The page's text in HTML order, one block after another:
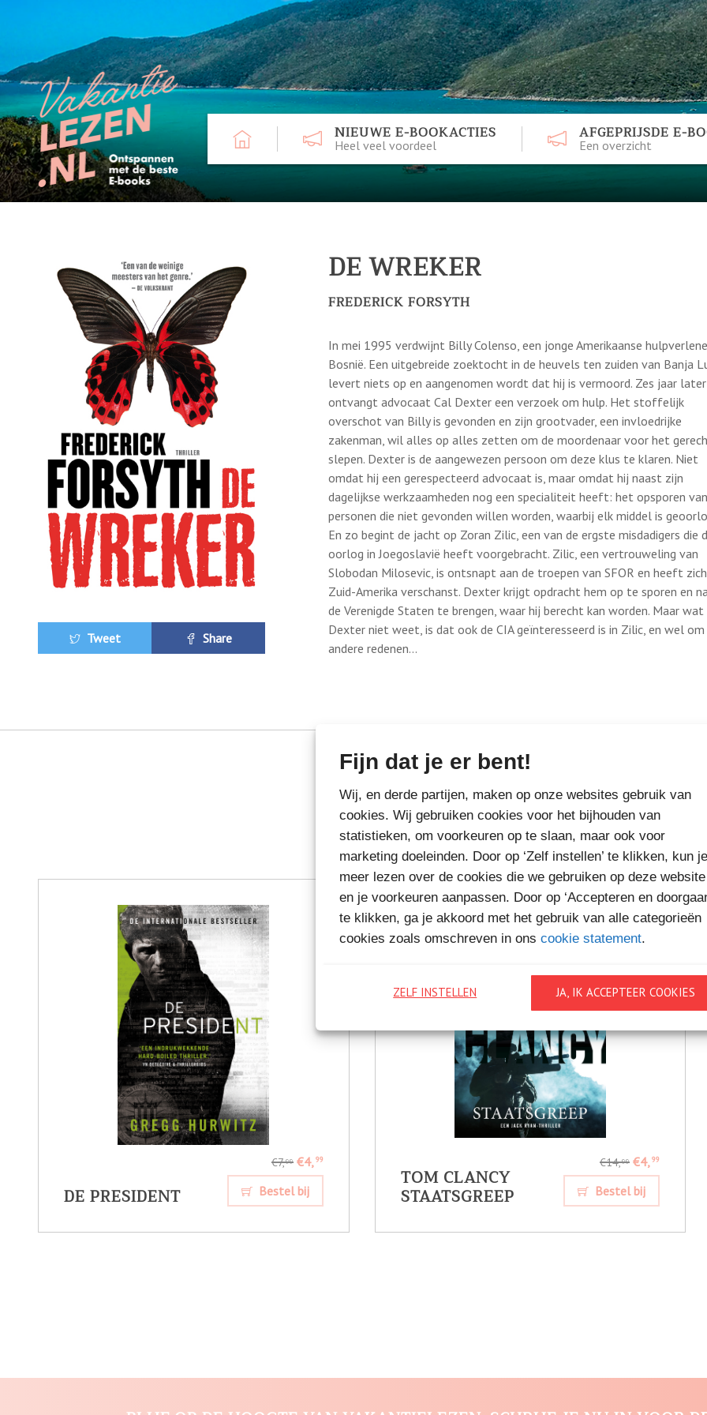
Fijn dat je er bent!
Wij, en derde partijen, maken op onze websites gebruik van
cookies. Wij gebruiken cookies voor het bijhouden van
statistieken, om voorkeuren op te slaan, maar ook voor
marketing doeleinden. Door op ‘Zelf instellen’ te klikken, kun je
meer lezen over de cookies die we gebruiken op deze website
en je voorkeuren aanpassen. Door op ‘Accepteren en
te klikken, ga je akkoord met het gebruik van alle categorieën
cookies zoals omschreven in ons cookie statement.
JA, IK ACCEPTEER COOKIES
ZELF INSTELLEN
NIEUWE E-BOOKACTIES
Heel veel voordeel
AFGEPRIJSDE E-
Een overzicht
Tweet Share
DE WREKER
FREDERICK FORSYTH
In mei 1995 verdwijnt Billy Colenso, een jonge Amerikaanse
Bosnië. Een uitgebreide zoektocht in de heuvels ten zuiden van Banja
levert niets op en aangenomen wordt dat hij is vermoord. Zes jaar later
ontvangt advocaat Cal Dexter een verzoek om hulp. Het stoffelijk
overschot van Billy is gevonden en zijn grootvader, een invloedrijke
zakenman, wil alles op alles zetten om de moordenaar voor het
slepen. Dexter is de aangewezen persoon om deze klus te klaren. Niet
omdat hij een gerespecteerd advocaat is, maar omdat hij naast zijn
dagelijkse werkzaamheden nog een specialiteit heeft: het opsporen van
personen die niet gevonden willen worden, waarbij elk middel is
En zo begint de jacht op Zoran Zilic, een van de ergste misdadigers die
oorlog in Joegoslavië heeft voorgebracht. Zilic, een vertrouweling van
Slobodan Milosevic, is ontsnapt aan de troepen van SFOR en heeft
Zuid-Amerika verschanst. Dexter krijgt opdracht hem op te sporen en
de Verenigde Staten te brengen, waar hij berecht kan worden. Maar wat
Dexter niet weet, is dat ook de CIA geïnteresseerd is in Zilic, en wel
andere redenen…
MEER BOEKEN VAN
VAKANTIELEZEN
DE PRESIDENT
€7,99 €4,99
Bestel bij TOM CLANCY
STAATSGREEP
€14,99 €4,99
Bestel bij